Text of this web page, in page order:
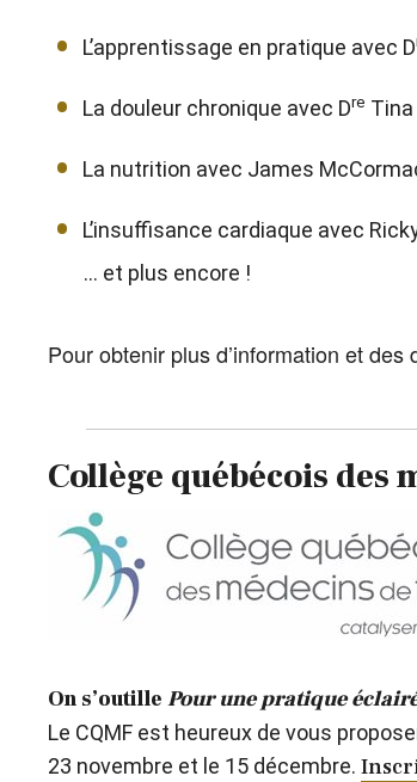
L’apprentissage en pratique avec D
La douleur chronique avec Dre
La nutrition avec James
L’insuffisance cardiaque avec
… et plus encore !
Pour obtenir plus d’information et
Collège québécois des
On s’outille Pour une pratique
Le CQMF est heureux de vous
23 novembre et le 15 décembre.